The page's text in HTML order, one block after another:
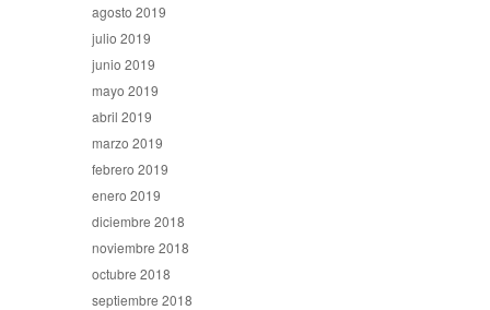
agosto 2019
julio 2019
junio 2019
mayo 2019
abril 2019
marzo 2019
febrero 2019
enero 2019
diciembre 2018
noviembre 2018
octubre 2018
septiembre 2018